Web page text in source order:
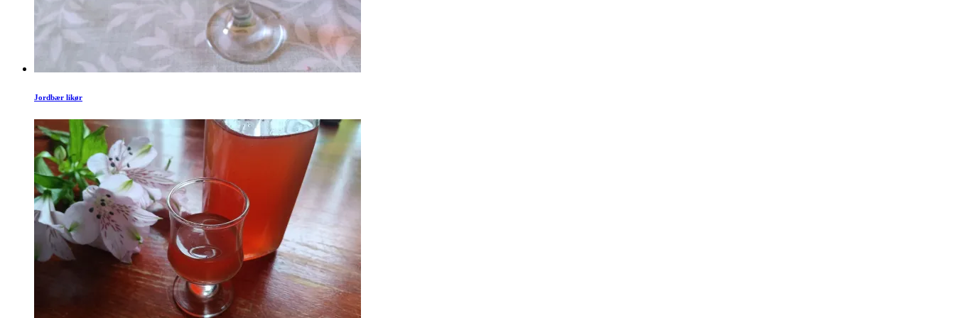
Jordbær likør